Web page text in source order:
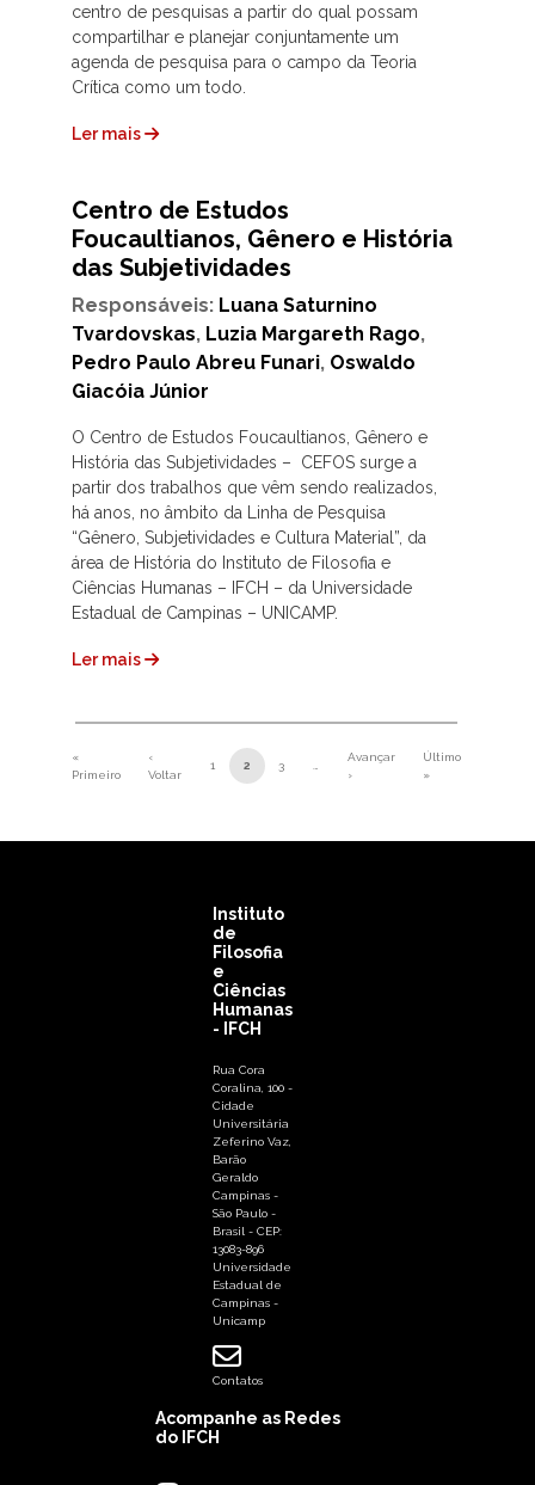
centro de pesquisas a partir do qual possam
compartilhar e planejar conjuntamente um
agenda de pesquisa para o campo da Teoria
Crítica como um todo.
Ler mais
Centro de Estudos
Foucaultianos, Gênero e História
das Subjetividades
Responsáveis: Luana Saturnino
Tvardovskas, Luzia Margareth Rago,
Pedro Paulo Abreu Funari, Oswaldo
Giacóia Júnior
O Centro de Estudos Foucaultianos, Gênero e
História das Subjetividades – CEFOS surge a
partir dos trabalhos que vêm sendo realizados,
há anos, no âmbito da Linha de Pesquisa
“Gênero, Subjetividades e Cultura Material”, da
área de História do Instituto de Filosofia e
Ciências Humanas – IFCH – da Universidade
Estadual de Campinas – UNICAMP.
Ler mais
Paginação
«
Primeiro
Primeira página
‹
VoltarPágina anterior
1 2 3 …
Avançar
›
Próxima página
Último
»
Instituto
de
Filosofia
e
Ciências
Humanas
- IFCH
Rua Cora
Coralina, 100 -
Cidade
Universitária
Zeferino Vaz,
Barão
Geraldo
Campinas -
São Paulo -
Brasil - CEP:
13083-896
Universidade
Estadual de
Campinas -
Unicamp
Contatos
Acompanhe as Redes
do IFCH